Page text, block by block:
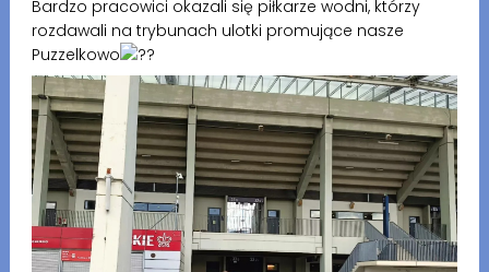
Bardzo pracowici okazali się piłkarze wodni, którzy
rozdawali na trybunach ulotki promujące nasze
Puzzelkowo